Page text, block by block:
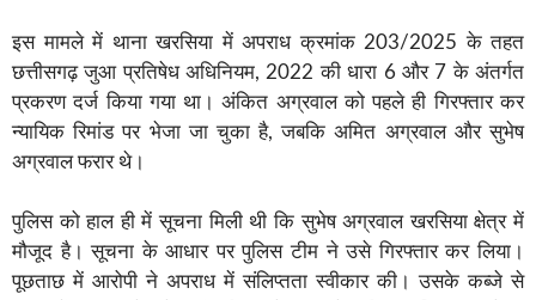
इस मामले में थाना खरसिया में अपराध क्रमांक 203/2025 के तहत
छत्तीसगढ़ जुआ प्रतिषेध अधिनियम, 2022 की धारा 6 और 7 के अंतर्गत
प्रकरण दर्ज किया गया था। अंकित अग्रवाल को पहले ही गिरफ्तार कर
न्यायिक रिमांड पर भेजा जा चुका है, जबकि अमित अग्रवाल और सुभेष
अग्रवाल फरार थे।
पुलिस को हाल ही में सूचना मिली थी कि सुभेष अग्रवाल खरसिया क्षेत्र में
मौजूद है। सूचना के आधार पर पुलिस टीम ने उसे गिरफ्तार कर लिया।
पूछताछ में आरोपी ने अपराध में संलिप्तता स्वीकार की। उसके कब्जे से